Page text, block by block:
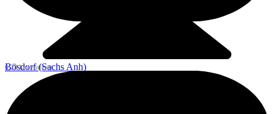
Bösdorf (Sachs Anh)
6,28 km entfernt